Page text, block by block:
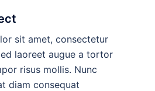
sit amet, consectetur
laoreet augue a tortor
risus mollis. Nunc
diam consequat